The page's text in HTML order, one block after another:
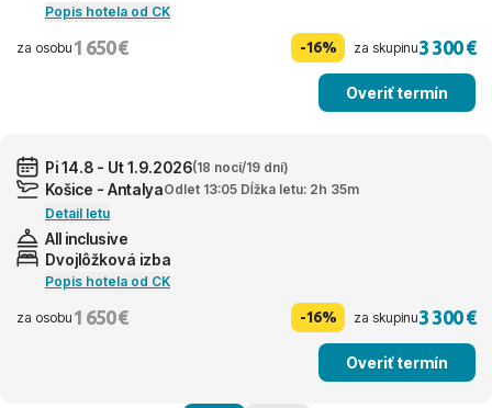
Popis hotela od CK
za osobu 1 650 € -16% za skupinu3 300 €
Overiť termín
Pi 14.8 - Ut 1.9.2026(18 nocí/19 dní)
Košice - AntalyaOdlet 13:05 Dĺžka letu: 2h 35m
Detail letu
All inclusive
Dvojlôžková izba
Popis hotela od CK
za osobu 1 650 € -16% za skupinu3 300 €
Overiť termín